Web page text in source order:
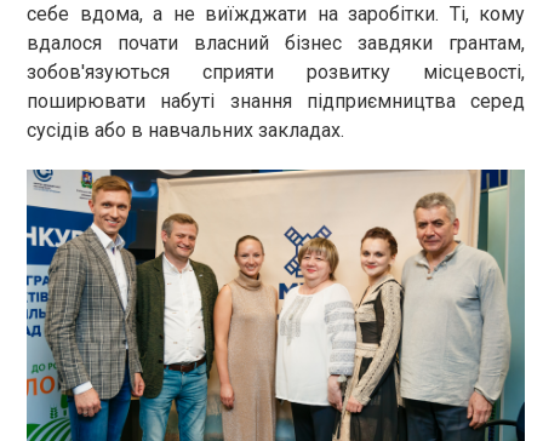
себе вдома, а не виїжджати на заробітки. Ті, кому
вдалося почати власний бізнес завдяки грантам,
зобов'язуються сприяти розвитку місцевості,
поширювати набуті знання підприємництва серед
сусідів або в навчальних закладах.